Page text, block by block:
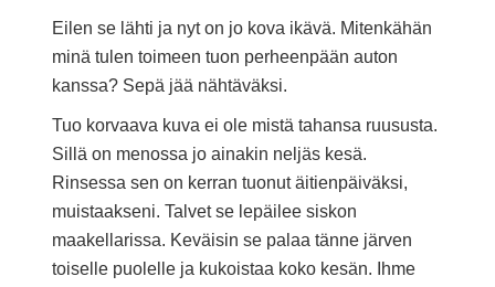
Eilen se lähti ja nyt on jo kova ikävä. Mitenkähän
minä tulen toimeen tuon perheenpään auton
kanssa? Sepä jää nähtäväksi.
Tuo korvaava kuva ei ole mistä tahansa ruususta.
Sillä on menossa jo ainakin neljäs kesä.
Rinsessa sen on kerran tuonut äitienpäiväksi,
muistaakseni. Talvet se lepäilee siskon
maakellarissa. Keväisin se palaa tänne järven
toiselle puolelle ja kukoistaa koko kesän. Ihme